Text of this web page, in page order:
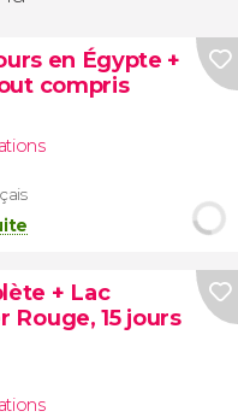
en Égypte +
compris
+ Lac
Rouge, 15 jours